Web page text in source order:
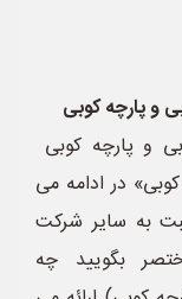
و پارچه کوبی
و پارچه کوبی
در ادامه می
به سایر شرکت
بگویید چه